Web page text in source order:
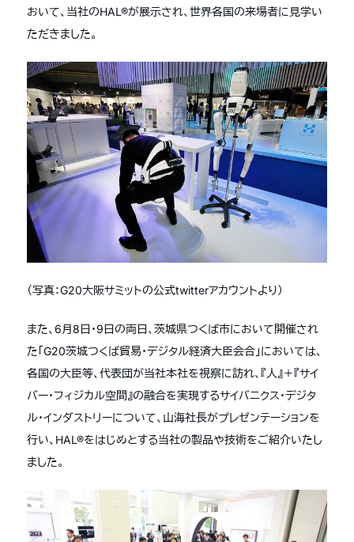
おいて、当社のHAL®が展示され、世界各国の来場者に見学い
ただきました。
（写真：G20大阪サミットの公式twitterアカウントより）
また、6月8日・9日の両日、茨城県つくば市において開催され
た「G20茨城つくば貿易・デジタル経済大臣会合」においては、
各国の大臣等、代表団が当社本社を視察に訪れ、『人』＋『サイ
バー・フィジカル空間』の融合を実現するサイバニクス・デジタ
ル・インダストリーについて、山海社長がプレゼンテーションを
行い、HAL®をはじめとする当社の製品や技術をご紹介いたし
ました。